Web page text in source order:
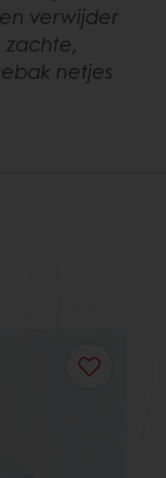
verwijder
netjes